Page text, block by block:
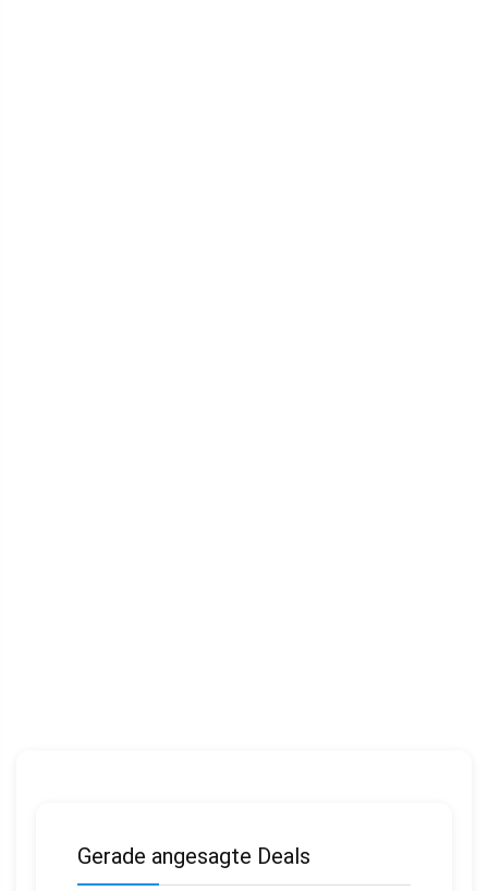
Gerade angesagte Deals